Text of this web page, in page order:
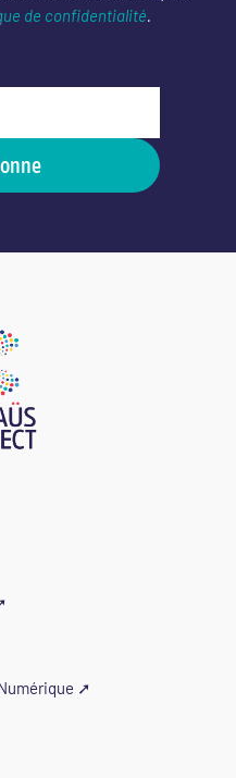
de confidentialité.
➚